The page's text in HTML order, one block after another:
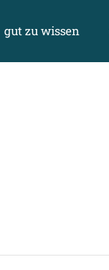
gut zu wissen